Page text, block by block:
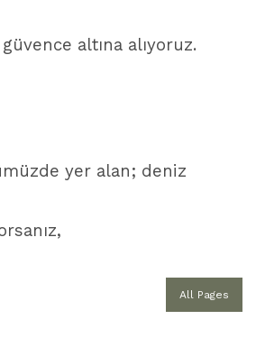
altına alıyoruz.
yer alan; deniz
All Pages